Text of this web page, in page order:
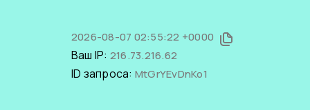
2026-08-07 02:55:22 +0000
Ваш IP: 216.73.216.62
ID запроса: MtGrYEvDnKo1